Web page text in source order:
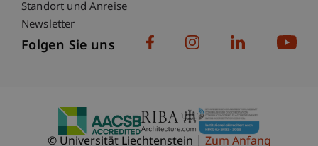
Standort und Anreise
Newsletter
Folgen Sie uns
© Universität Liechtenstein Zum Anfang